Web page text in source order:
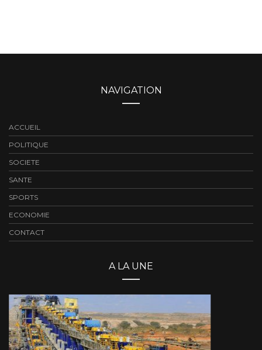
NAVIGATION
ACCUEIL
POLITIQUE
SOCIETE
SANTE
SPORTS
ECONOMIE
CONTACT
A LA UNE